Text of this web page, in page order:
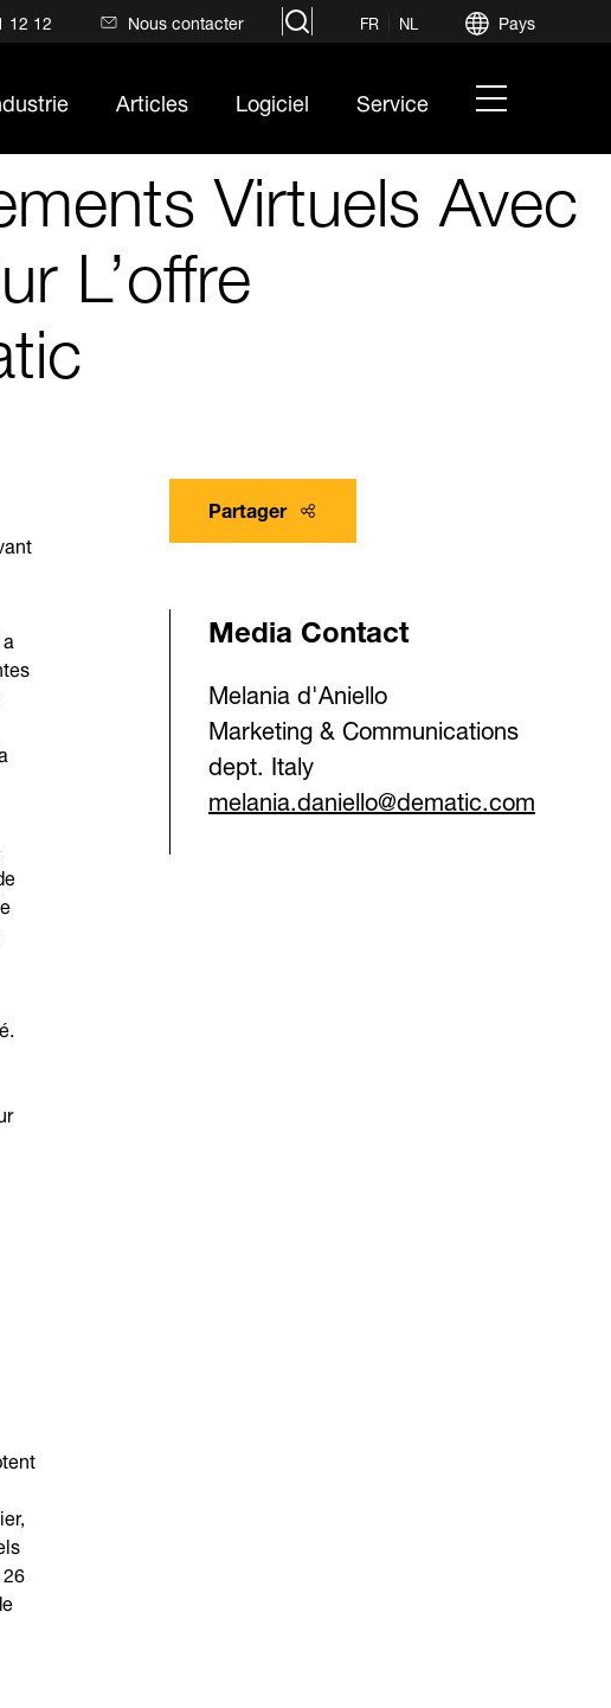
12 12 Nous contacter search FR NL Pays
Articles Logiciel Service hamburger
menu
Virtuels Avec
L’offre
Partager
Media Contact
Melania d'Aniello
Marketing & Communications
dept. Italy
melania.daniello@dematic.com